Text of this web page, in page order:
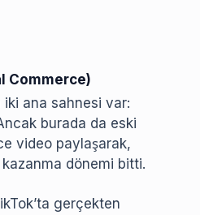
Commerce)
ana sahnesi var:
burada da eski
video paylaşarak,
dönemi bitti.
gerçekten